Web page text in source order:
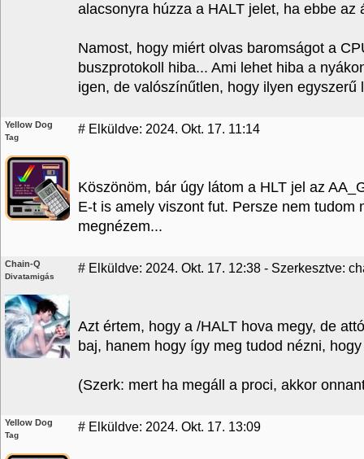
alacsonyra húzza a HALT jelet, ha ebbe az
Namost, hogy miért olvas baromságot a
buszprotokoll hiba... Ami lehet hiba a
igen, de valószínűtlen, hogy ilyen egyszerű
Yellow Dog
Tag
# Elküldve: 2024. Okt. 17. 11:14
Köszönöm, bár úgy látom a HLT jel az
E-t is amely viszont fut. Persze nem
megnézem...
Chain-Q
Divatamigás
# Elküldve: 2024. Okt. 17. 12:38 - Szerkesztve:
Azt értem, hogy a /HALT hova megy, de
baj, hanem hogy így meg tudod nézni,
(Szerk: mert ha megáll a proci, akkor
Yellow Dog
Tag
# Elküldve: 2024. Okt. 17. 13:09